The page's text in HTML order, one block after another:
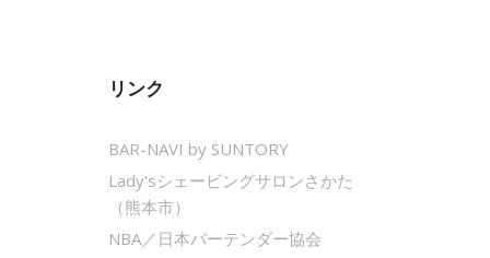
リンク
BAR-NAVI by SUNTORY
Lady'sシェービングサロンさかた
（熊本市）
NBA／日本バーテンダー協会